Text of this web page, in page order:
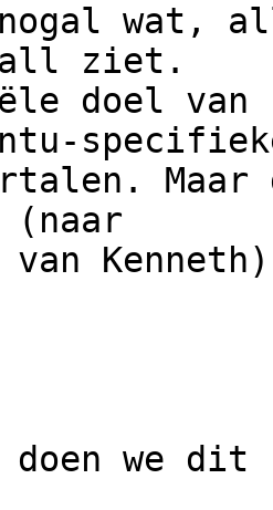
wat,
ziet.
doel van
Maar
Kenneth)
doen we